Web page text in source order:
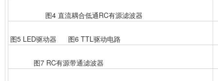
图4 直流耦合低通RC有源滤波器
图5 LED驱动器 图6 TTL驱动电路
图7 RC有源带通滤波器